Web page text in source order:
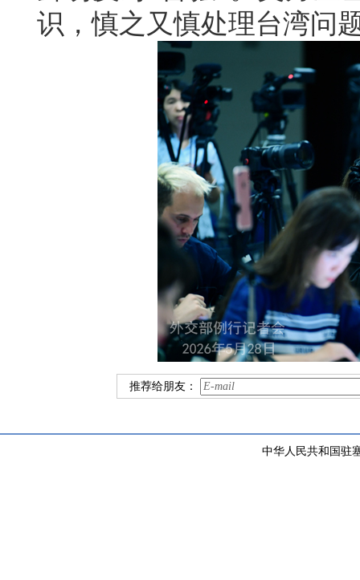
识，慎之又慎处理台湾问
推荐给朋友：
中华人民共和国驻